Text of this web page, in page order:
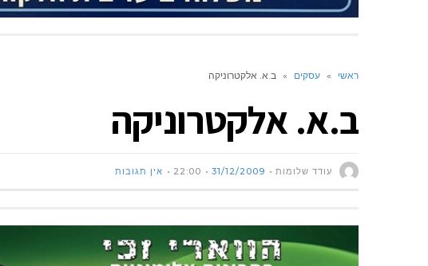
ראשי » עסקים » ב.א. אלקטרוניקה
ב.א. אלקטרוניקה
עודד שלומות 31/12/2009
22:00 אין תגובות